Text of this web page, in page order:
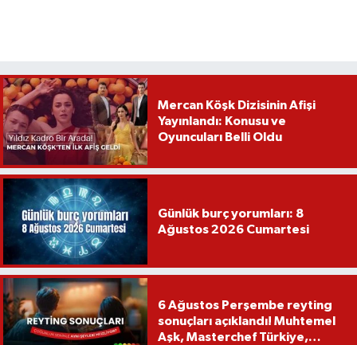
Mercan Köşk Dizisinin Afişi
Yayınlandı: Konusu ve
Oyuncuları Belli Oldu
Günlük burç yorumları: 8
Ağustos 2026 Cumartesi
6 Ağustos Perşembe reyting
sonuçları açıklandı! Muhtemel
Aşk, Masterchef Türkiye,